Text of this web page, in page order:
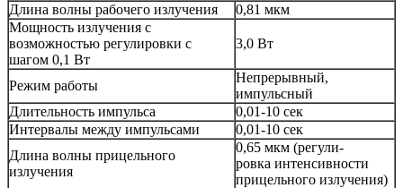
Длина волны рабочего излучения
0,81 мкм
Мощность излучения с
возможностью регулировки с
шагом 0,1 Вт
3,0 Вт
Режим работы
Непрерывный,
импульсный
Длительность импульса
0,01-10 сек
Интервалы между импульсами
0,01-10 сек
Длина волны прицельного
излучения
0,65 мкм (регули-
ровка интенсивности
прицельного излучения)